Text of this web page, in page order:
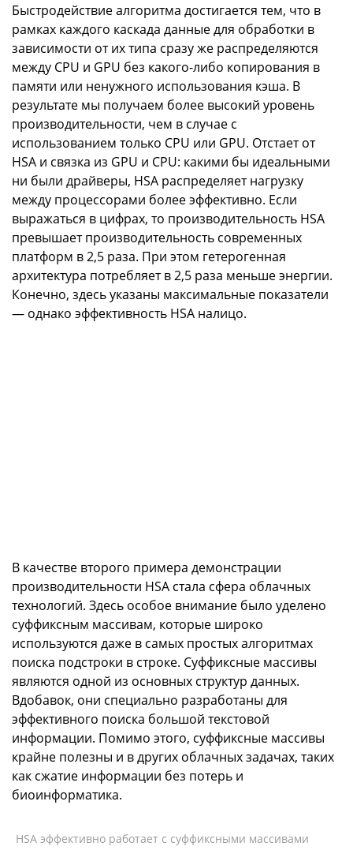
Быстродействие алгоритма достигается тем, что в
рамках каждого каскада данные для обработки в
зависимости от их типа сразу же распределяются
между CPU и GPU без какого-либо копирования в
памяти или ненужного использования кэша. В
результате мы получаем более высокий уровень
производительности, чем в случае с
использованием только CPU или GPU. Отстает от
HSA и связка из GPU и CPU: какими бы идеальными
ни были драйверы, HSA распределяет нагрузку
между процессорами более эффективно. Если
выражаться в цифрах, то производительность HSA
превышает производительность современных
платформ в 2,5 раза. При этом гетерогенная
архитектура потребляет в 2,5 раза меньше энергии.
Конечно, здесь указаны максимальные показатели
— однако эффективность HSA налицо.
В качестве второго примера демонстрации
производительности HSA стала сфера облачных
технологий. Здесь особое внимание было уделено
суффиксным массивам, которые широко
используются даже в самых простых алгоритмах
поиска подстроки в строке. Суффиксные массивы
являются одной из основных структур данных.
Вдобавок, они специально разработаны для
эффективного поиска большой текстовой
информации. Помимо этого, суффиксные массивы
крайне полезны и в других облачных задачах, таких
как сжатие информации без потерь и
биоинформатика.
HSA эффективно работает с суффиксными массивами